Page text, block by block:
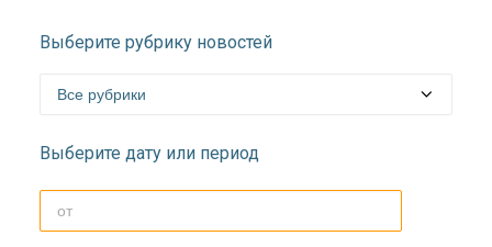
ДОЛГОПРУДНЕНСКОЕ
СЕРГИЕВО-ПОСАДСКОЙ
Выберите рубрику новостей
Выберите дату или период